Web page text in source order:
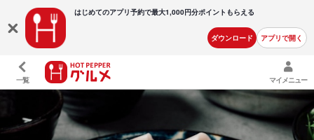
はじめてのアプリ予約で最大1,000円分ポイントもらえる
ダウンロード アプリで開く
一覧 マイメニュー